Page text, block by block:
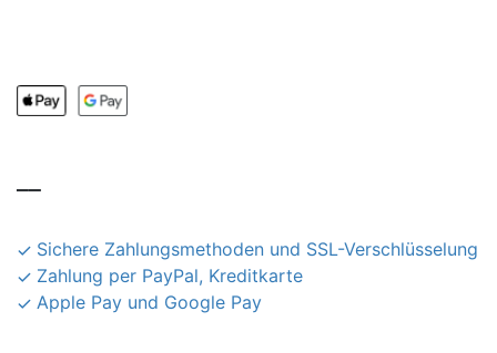
Sichere Zahlungsmethoden und SSL-Verschlüsselung
Zahlung per PayPal, Kreditkarte
Apple Pay und Google Pay